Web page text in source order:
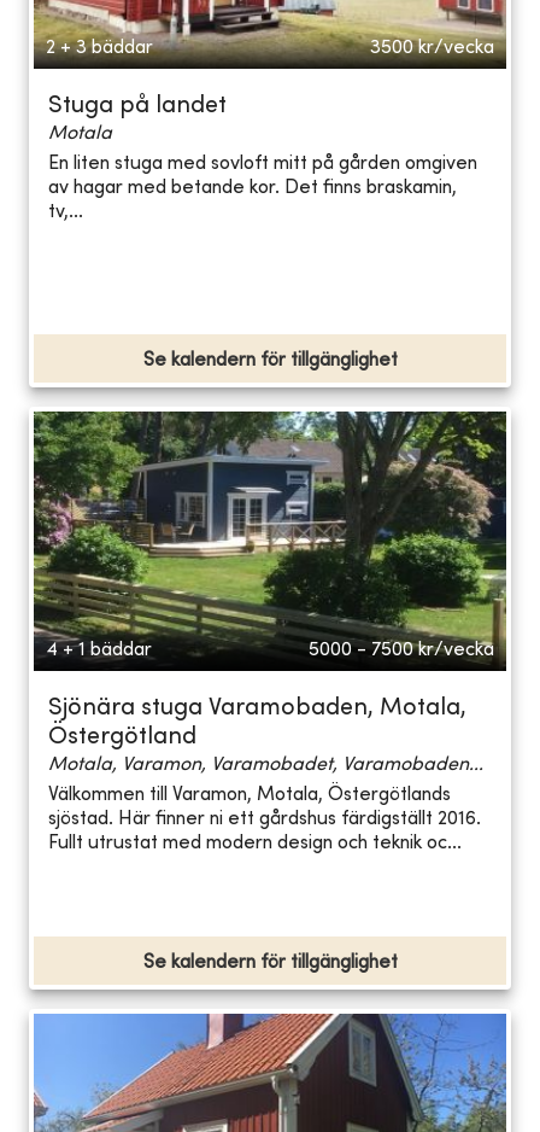
2 + 3 bäddar 3500 kr/vecka
Stuga på landet
Motala
En liten stuga med sovloft mitt på gården omgiven
av hagar med betande kor. Det finns braskamin,
tv,...
Se kalendern för tillgänglighet
4 + 1 bäddar 5000 - 7500 kr/vecka
Sjönära stuga Varamobaden, Motala,
Östergötland
Motala, Varamon, Varamobadet, Varamobaden...
Välkommen till Varamon, Motala, Östergötlands
sjöstad. Här finner ni ett gårdshus färdigställt 2016.
Fullt utrustat med modern design och teknik oc...
Se kalendern för tillgänglighet